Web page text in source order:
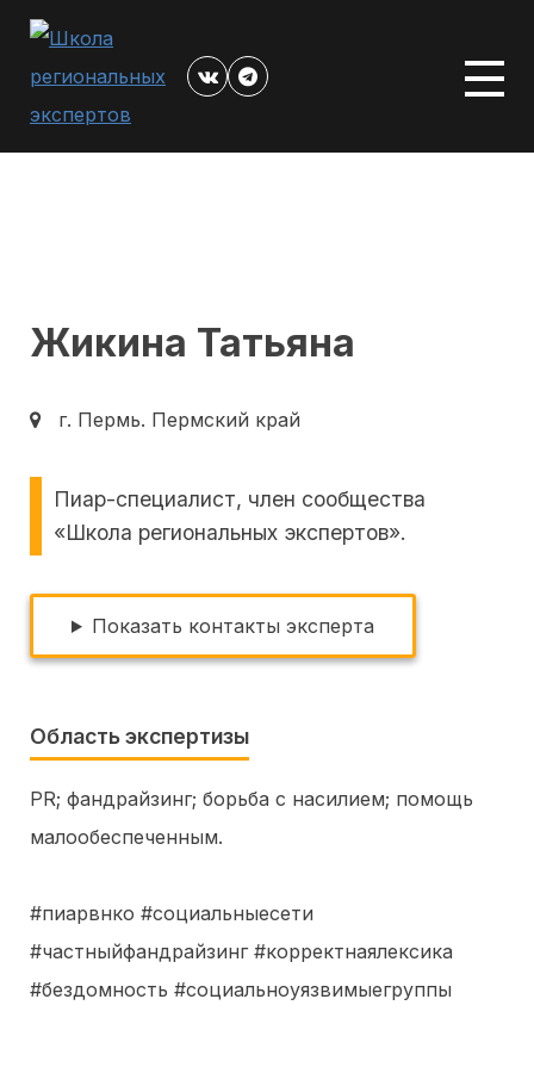
Перейти
Жикина Татьяна
г. Пермь. Пермский край
Пиар-специалист, член сообщества
«Школа региональных экспертов».
Показать контакты эксперта
Область экспертизы
PR фандрайзинг борьба с насилием помощь
малообеспеченным
#пиарвнко #социальныесети
#частныйфандрайзинг #корректнаялексика
#бездомность #социальноуязвимыегруппы